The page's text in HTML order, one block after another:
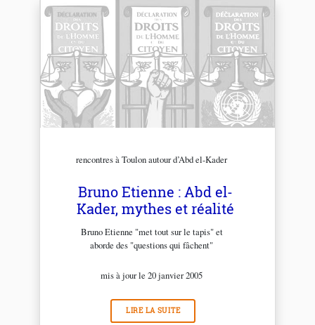
rencontres à Toulon autour d’Abd el-Kader
Bruno Etienne : Abd el-
Kader, mythes et réalité
Bruno Etienne "met tout sur le tapis" et
aborde des "questions qui fâchent"
mis à jour le 20 janvier 2005
LIRE LA SUITE